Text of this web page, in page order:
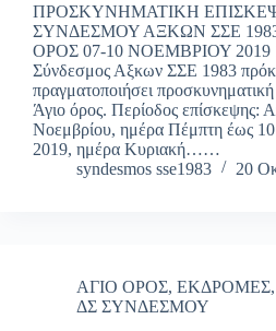
ΠΡΟΣΚΥΝΗΜΑΤΙΚΗ
ΣΥΝΔΕΣΜΟΥ ΑΞΚΩΝ ΣΣΕ
ΟΡΟΣ 07-10 ΝΟΕΜΒΡΙΟΥ 2019
Σύνδεσμος Αξκων ΣΣΕ 1983
πραγματοποιήσει
Άγιο όρος. Περίοδος επίσκεψης:
Νοεμβρίου, ημέρα Πέμπτη έως
2019, ημέρα Κυριακή……
syndesmos sse1983
20
ΑΓΙΟ ΟΡΟΣ, ΕΚΔΡΟΜΕΣ,
ΔΣ ΣΥΝΔΕΣΜΟΥ